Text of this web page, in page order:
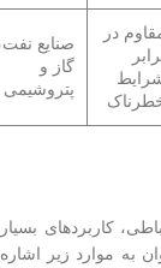
در
صنایع
گاز و
پتروشیمی
کاربردهای بسیار
به موارد زیر اشاره